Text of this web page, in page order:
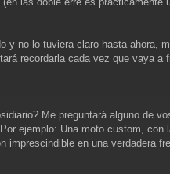
y no lo tuviera claro hasta ahora,
recordarla cada vez que vaya a
Me preguntará alguno de
ejemplo: Una moto custom, con
en una verdadera